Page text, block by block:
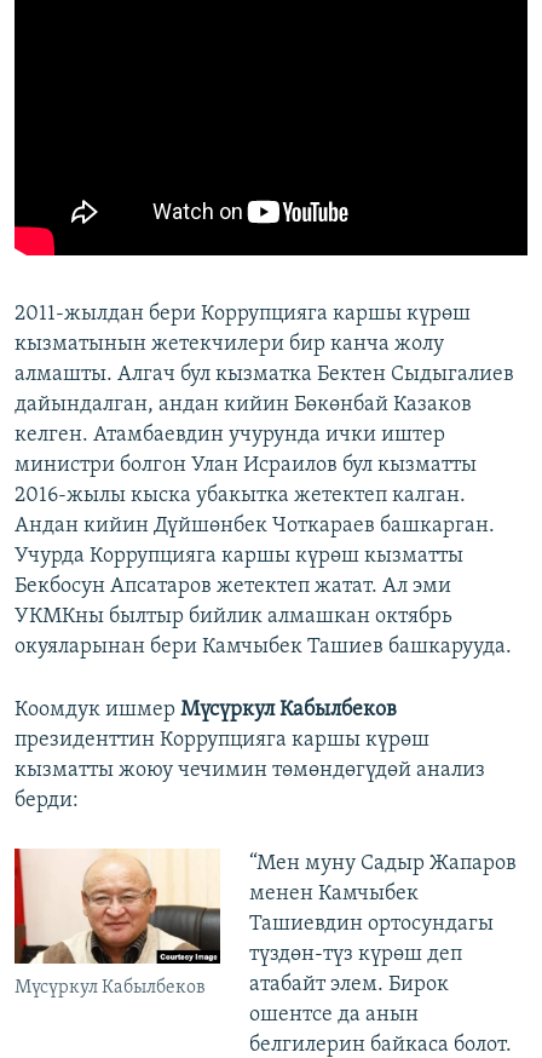
2011-жылдан бери Коррупцияга каршы күрөш
кызматынын жетекчилери бир канча жолу
алмашты. Алгач бул кызматка Бектен Сыдыгалиев
дайындалган, андан кийин Бөкөнбай Казаков
келген. Атамбаевдин учурунда ички иштер
министри болгон Улан Исраилов бул кызматты
2016-жылы кыска убакытка жетектеп калган.
Андан кийин Дүйшөнбек Чоткараев башкарган.
Учурда Коррупцияга каршы күрөш кызматты
Бекбосун Апсатаров жетектеп жатат. Ал эми
УКМКны былтыр бийлик алмашкан октябрь
окуяларынан бери Камчыбек Ташиев башкарууда.
Коомдук ишмер Мүсүркул Кабылбеков
президенттин Коррупцияга каршы күрөш
кызматты жоюу чечимин төмөндөгүдөй анализ
берди:
Мүсүркул Кабылбеков
“Мен муну Садыр Жапаров
менен Камчыбек
Ташиевдин ортосундагы
түздөн-түз күрөш деп
атабайт элем. Бирок
ошентсе да анын
белгилерин байкаса болот.